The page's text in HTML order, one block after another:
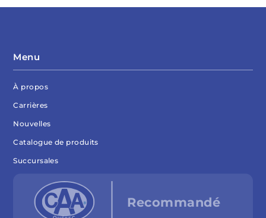
Menu
À propos
Carrières
Nouvelles
Catalogue de produits
Succursales